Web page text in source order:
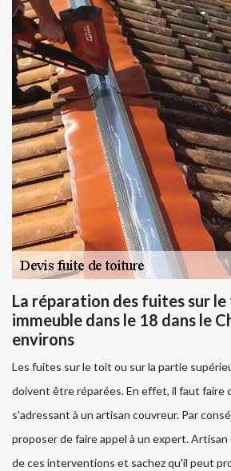
La réparation des fuites sur
immeuble dans le 18 dans le
environs
Les fuites sur le toit ou sur la partie
doivent être réparées. En effet, il faut faire
s'adressant à un artisan couvreur. Par
proposer de faire appel à un expert.
de ces interventions et sachez qu'il peut